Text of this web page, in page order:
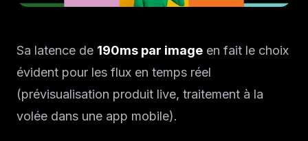
Sa latence de 190ms par image en fait le choix
évident pour les flux en temps réel
(prévisualisation produit live, traitement à la
volée dans une app mobile).